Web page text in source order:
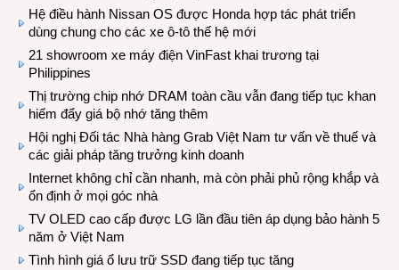
Hệ điều hành Nissan OS được Honda hợp tác phát triển
dùng chung cho các xe ô-tô thế hệ mới
21 showroom xe máy điện VinFast khai trương tại
Philippines
Thị trường chip nhớ DRAM toàn cầu vẫn đang tiếp tục khan
hiếm đẩy giá bộ nhớ tăng thêm
Hội nghị Đối tác Nhà hàng Grab Việt Nam tư vấn về thuế và
các giải pháp tăng trưởng kinh doanh
Internet không chỉ cần nhanh, mà còn phải phủ rộng khắp và
ổn định ở mọi góc nhà
TV OLED cao cấp được LG lần đầu tiên áp dụng bảo hành 5
năm ở Việt Nam
Tình hình giá ổ lưu trữ SSD đang tiếp tục tăng